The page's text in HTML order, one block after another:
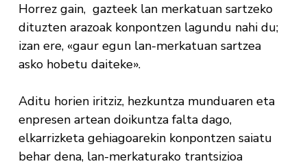
Horrez gain, gazteek lan merkatuan sartzeko
dituzten arazoak konpontzen lagundu nahi du;
izan ere, «gaur egun lan-merkatuan sartzea
asko hobetu daiteke».
Aditu horien iritziz, hezkuntza munduaren eta
enpresen artean doikuntza falta dago,
elkarrizketa gehiagoarekin konpontzen saiatu
behar dena, lan-merkaturako trantsizioa